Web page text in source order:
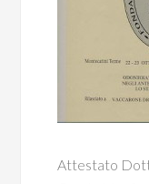
Attestato